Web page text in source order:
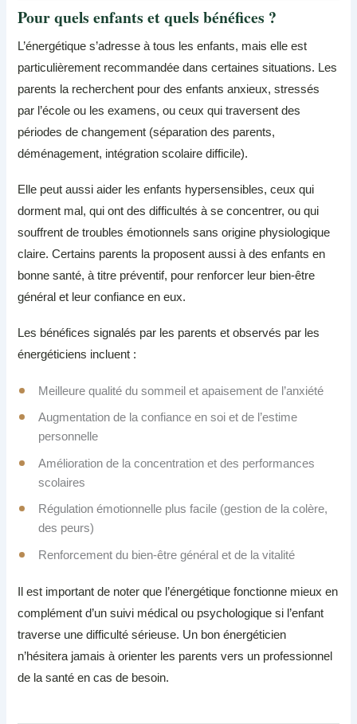
Pour quels enfants et quels bénéfices ?
L’énergétique s’adresse à tous les enfants, mais elle est
particulièrement recommandée dans certaines situations. Les
parents la recherchent pour des enfants anxieux, stressés
par l’école ou les examens, ou ceux qui traversent des
périodes de changement (séparation des parents,
déménagement, intégration scolaire difficile).
Elle peut aussi aider les enfants hypersensibles, ceux qui
dorment mal, qui ont des difficultés à se concentrer, ou qui
souffrent de troubles émotionnels sans origine physiologique
claire. Certains parents la proposent aussi à des enfants en
bonne santé, à titre préventif, pour renforcer leur bien-être
général et leur confiance en eux.
Les bénéfices signalés par les parents et observés par les
énergéticiens incluent :
Meilleure qualité du sommeil et apaisement de l’anxiété
Augmentation de la confiance en soi et de l’estime
personnelle
Amélioration de la concentration et des performances
scolaires
Régulation émotionnelle plus facile (gestion de la colère,
des peurs)
Renforcement du bien-être général et de la vitalité
Il est important de noter que l’énergétique fonctionne mieux en
complément d’un suivi médical ou psychologique si l’enfant
traverse une difficulté sérieuse. Un bon énergéticien
n’hésitera jamais à orienter les parents vers un professionnel
de la santé en cas de besoin.